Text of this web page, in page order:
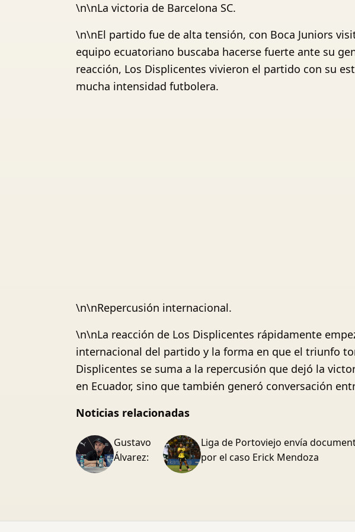
\n\nLa victoria de Barcelona SC.
\n\nEl partido fue de alta tensión, con Boca Juniors
equipo ecuatoriano buscaba hacerse fuerte ante su
reacción, Los Displicentes vivieron el partido con su
mucha intensidad futbolera.
\n\nRepercusión internacional.
\n\nLa reacción de Los Displicentes rápidamente
internacional del partido y la forma en que el triunfo
Displicentes se suma a la repercusión que dejó la
en Ecuador, sino que también generó conversación
Noticias relacionadas
Gustavo
Álvarez:
Liga de Portoviejo envía
por el caso Erick Mendoza